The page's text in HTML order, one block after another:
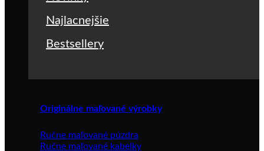
Najlacnejšie
Bestsellery
Originálne maľované výrobky
Ručne maľované púzdra
Ručne maľované kabelky